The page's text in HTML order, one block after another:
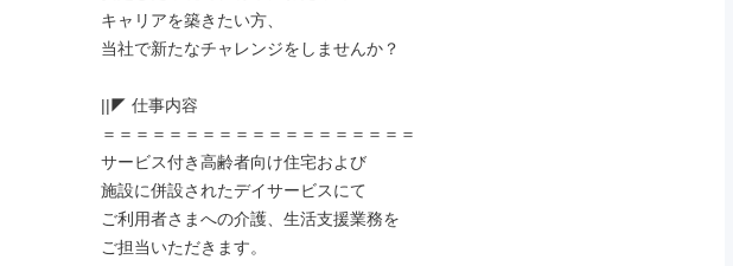
キャリアを築きたい方、
当社で新たなチャレンジをしませんか？
||◤ 仕事内容
＝＝＝＝＝＝＝＝＝＝＝＝＝＝＝＝＝＝＝
サービス付き高齢者向け住宅および
施設に併設されたデイサービスにて
ご利用者さまへの介護、生活支援業務を
ご担当いただきます。